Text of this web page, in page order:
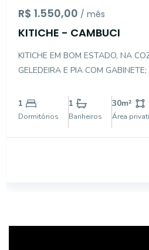
R$ 1.550,00 / mês
KITICHE - CAMBUCI
KITICHE EM BOM ESTADO, NA
GELEDEIRA E PIA COM
JANELA DE VENTILAÇÃO NA
ÓTIMA LOCALIZAÇÃO A DIRECTA IMÓVEIS FOI
FUNDADA EM MAIO DO ANO DE
1
Dormitórios
1
Banheiros
30m²
Área